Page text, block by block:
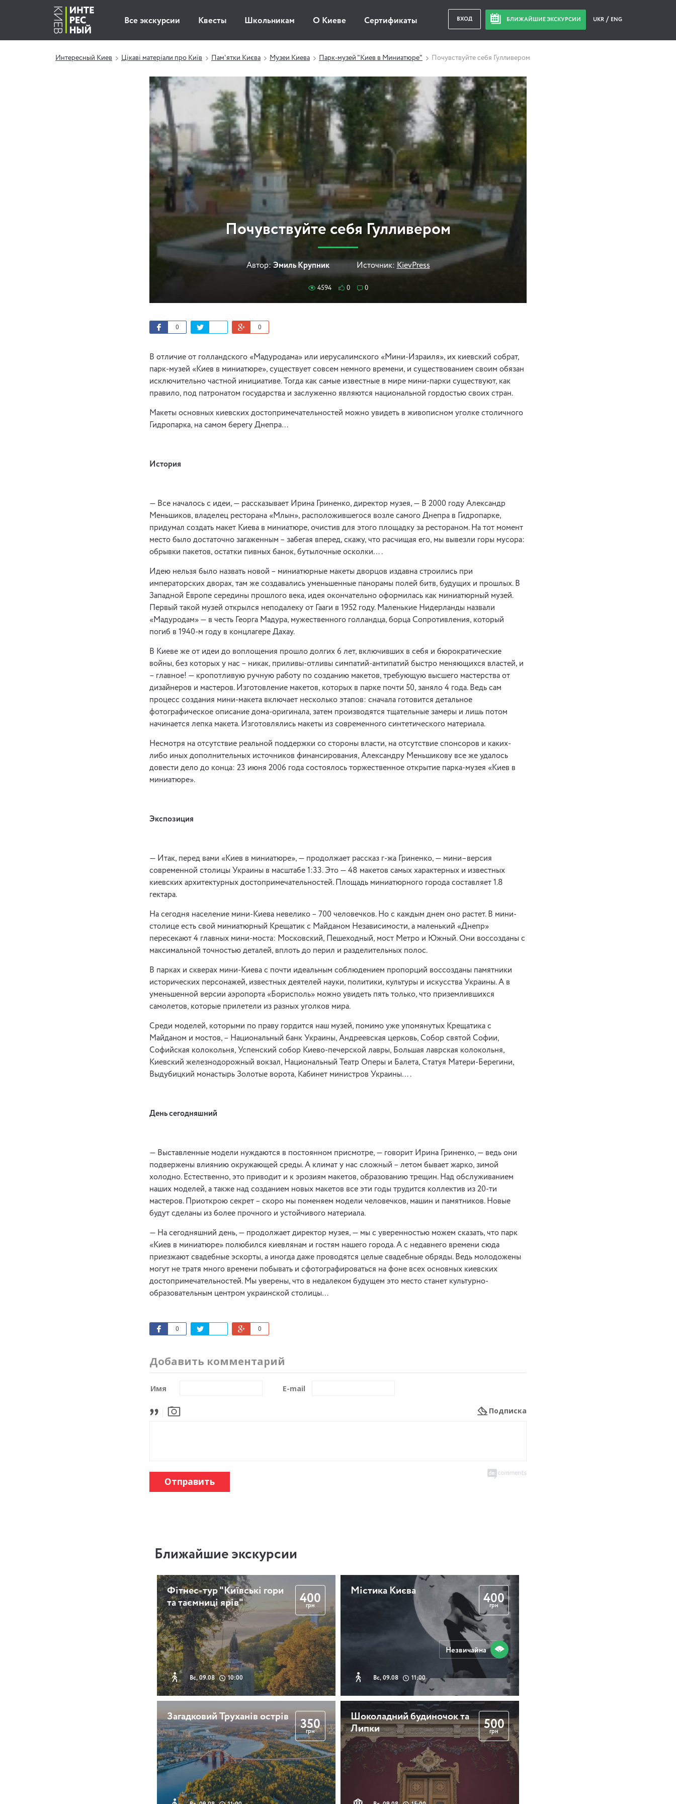
Все экскурсии Квесты Школьникам О Киеве Сертификаты ВХОД БЛИЖАЙШИЕ ЭКСКУРСИИ UKR ENG
Интересный Киев Цікаві матеріали про Київ Пам'ятки Києва Музеи Киева Парк-музей "Киев в Миниатюре" Почувствуйте себя Гулливером
Почувствуйте себя Гулливером
Автор: Эмиль Крупник Источник: KievPress
4594 0 0
0 0
В отличие от голландского «Мадуродама» или иерусалимского «Мини-Израиля», их киевский собрат,
парк-музей «Киев в миниатюре», существует совсем немного времени, и существованием своим обязан
исключительно частной инициативе. Тогда как самые известные в мире мини-парки существуют, как
правило, под патронатом государства и заслуженно являются национальной гордостью своих стран.
Макеты основных киевских достопримечательностей можно увидеть в живописном уголке столичного
Гидропарка, на самом берегу Днепра…
История
— Все началось с идеи, — рассказывает Ирина Гриненко, директор музея, — В 2000 году Александр
Меньшиков, владелец ресторана «Млын», расположившегося возле самого Днепра в Гидропарке,
придумал создать макет Киева в миниатюре, очистив для этого площадку за рестораном. На тот момент
место было достаточно загаженным – забегая вперед, скажу, что расчищая его, мы вывезли горы мусора:
обрывки пакетов, остатки пивных банок, бутылочные осколки….
Идею нельзя было назвать новой – миниатюрные макеты дворцов издавна строились при
императорских дворах, там же создавались уменьшенные панорамы полей битв, будущих и прошлых. В
Западной Европе середины прошлого века, идея окончательно оформилась как миниатюрный музей.
Первый такой музей открылся неподалеку от Гааги в 1952 году. Маленькие Нидерланды назвали
«Мадуродам» — в честь Георга Мадура, мужественного голландца, борца Сопротивления, который
погиб в 1940-м году в концлагере Дахау.
В Киеве же от идеи до воплощения прошло долгих 6 лет, включивших в себя и бюрократические
войны, без которых у нас – никак, приливы-отливы симпатий-антипатий быстро меняющихся властей, и
– главное! — кропотливую ручную работу по созданию макетов, требующую высшего мастерства от
дизайнеров и мастеров. Изготовление макетов, которых в парке почти 50, заняло 4 года. Ведь сам
процесс создания мини-макета включает несколько этапов: сначала готовится детальное
фотографическое описание дома-оригинала, затем производятся тщательные замеры и лишь потом
начинается лепка макета. Изготовлялись макеты из современного синтетического материала.
Несмотря на отсутствие реальной поддержки со стороны власти, на отсутствие спонсоров и каких-
либо иных дополнительных источников финансирования, Александру Меньшикову все же удалось
довести дело до конца: 23 июня 2006 года состоялось торжественное открытие парка-музея «Киев в
миниатюре».
Экспозиция
— Итак, перед вами «Киев в миниатюре», — продолжает рассказ г-жа Гриненко, — мини–версия
современной столицы Украины в масштабе 1:33. Это — 48 макетов самых характерных и известных
киевских архитектурных достопримечательностей. Площадь миниатюрного города составляет 1.8
гектара.
На сегодня население мини-Киева невелико – 700 человечков. Но с каждым днем оно растет. В мини-
столице есть свой миниатюрный Крещатик с Майданом Независимости, а маленький «Днепр»
пересекают 4 главных мини-моста: Московский, Пешеходный, мост Метро и Южный. Они воссозданы с
максимальной точностью деталей, вплоть до перил и разделительных полос.
В парках и скверах мини-Киева с почти идеальным соблюдением пропорций воссозданы памятники
исторических персонажей, известных деятелей науки, политики, культуры и искусства Украины. А в
уменьшенной версии аэропорта «Борисполь» можно увидеть пять только, что приземлившихся
самолетов, которые прилетели из разных уголков мира.
Среди моделей, которыми по праву гордится наш музей, помимо уже упомянутых Крещатика с
Майданом и мостов, – Национальный банк Украины, Андреевская церковь, Собор святой Софии,
Софийская колокольня, Успенский собор Киево-печерской лавры, Большая лаврская колокольня,
Киевский железнодорожный вокзал, Национальный Театр Оперы и Балета, Cтатуя Матери-Берегини,
Выдубицкий монастырь Золотые ворота, Кабинет министров Украины….
День сегодняшний
— Выставленные модели нуждаются в постоянном присмотре, — говорит Ирина Гриненко, — ведь они
подвержены влиянию окружающей среды. А климат у нас сложный – летом бывает жарко, зимой
холодно. Естественно, это приводит и к эрозиям макетов, образованию трещин. Над обслуживанием
наших моделей, а также над созданием новых макетов все эти годы трудится коллектив из 20-ти
мастеров. Приоткрою секрет – скоро мы поменяем модели человечков, машин и памятников. Новые
будут сделаны из более прочного и устойчивого материала.
— На сегодняшний день, — продолжает директор музея, — мы с уверенностью можем сказать, что парк
«Киев в миниатюре» полюбился киевлянам и гостям нашего города. А с недавнего времени сюда
приезжают свадебные эскорты, а иногда даже проводятся целые свадебные обряды. Ведь молодожены
могут не тратя много времени побывать и сфотографироваться на фоне всех основных киевских
достопримечательностей. Мы уверены, что в недалеком будущем это место станет культурно-
образовательным центром украинской столицы…
0 0
Добавить комментарий
Имя E-mail
Подписка
Отправить
Ближайшие экскурсии
Фітнес-тур "Київські гори
та таємниці ярів"
Вс, 09.08 10:00
400
грн
Містика Києва
Вс, 09.08 11:00
400
грн
Незвичайна
Загадковий Труханів острів
350
грн
Шоколадний будиночок та
Липки
500
грн